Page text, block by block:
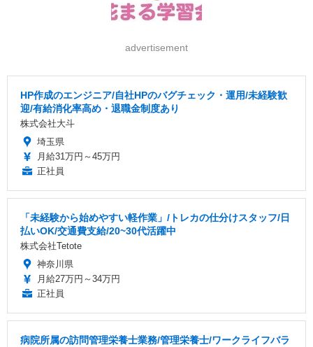
advertisement
HP作成のエンジニア/自社HPのバグチェック・運用/未経験歓
迎/有給消化率高め・退職金制度あり
株式会社大斗
埼玉県
月給31万円～45万円
正社員
「未経験から始めやすい軽作業」/トレカの仕分けスタッフ/日
払いOK/交通費支給/20~30代活躍中
株式会社Tetote
神奈川県
月給27万円～34万円
正社員
病院所属の訪問管理栄養士業務/管理栄養士/ワークライフバラ